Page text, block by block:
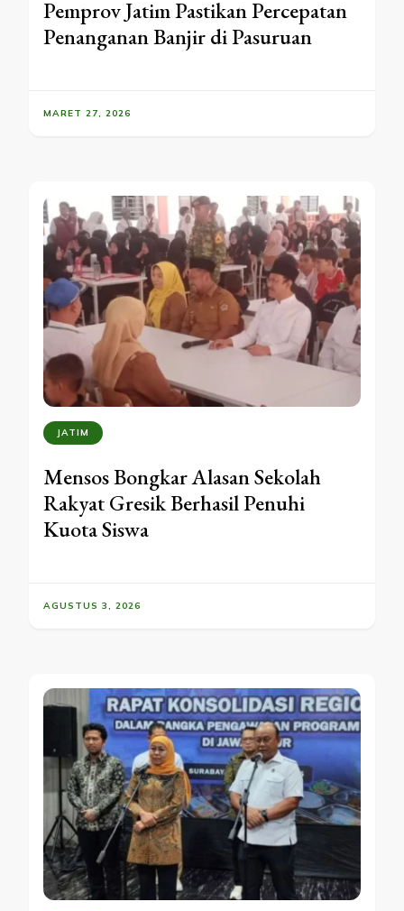
Pemprov Jatim Pastikan Percepatan
Penanganan Banjir di Pasuruan
MARET 27, 2026
JATIM
Mensos Bongkar Alasan Sekolah
Rakyat Gresik Berhasil Penuhi
Kuota Siswa
AGUSTUS 3, 2026